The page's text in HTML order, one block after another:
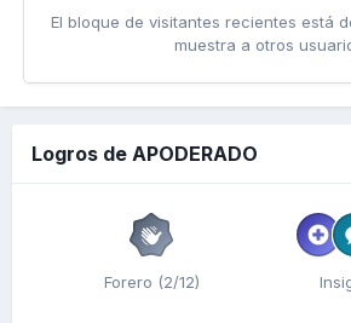
El bloque de visitantes recientes está
muestra a otros
Logros de APODERADO
Forero (2/12)